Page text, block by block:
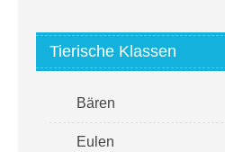
Tierische Klassen
Bären
Eulen